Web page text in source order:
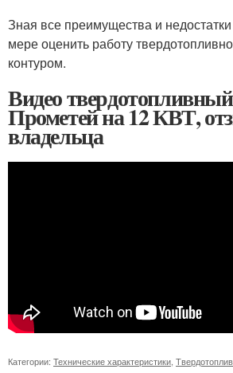
Зная все преимущества и
мере оценить работу
контуром.
Видео
Прометей на 12 КВТ,
владельца
Категории: Технические характеристики,